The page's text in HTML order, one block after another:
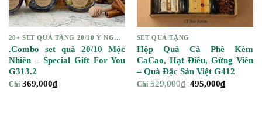
20+ SET QUÀ TẶNG 20/10 Ý NGHĨA CHO PHÁI NỮ
.Combo set quà 20/10 Mộc
Nhiên – Special Gift For You
G313.2
Chỉ 369,000₫
SET QUÀ TẶNG
Hộp Quà Cà Phê Kèm
CaCao, Hạt Điều, Gừng Viên
– Quà Đặc Sản Việt G412
Chỉ 529,000₫ Giá
495,000₫Giá